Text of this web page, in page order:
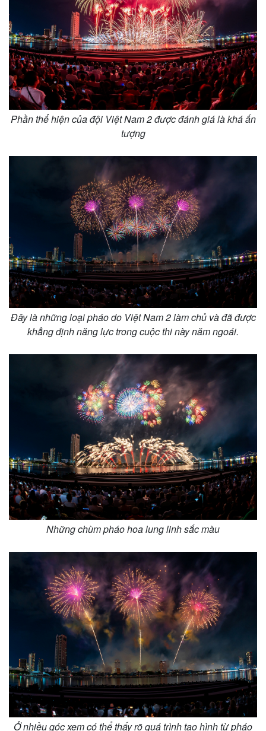
Thị trường
Giá vàng
Tiêu dùng
Tỷ giá
Chứng khoán
Giá cà phê
Phần thể hiện của đội Việt Nam 2 được đánh giá là khá ấn
tượng
Đây là những loại pháo do Việt Nam 2 làm chủ và đã được
khẳng định năng lực trong cuộc thi này năm ngoái.
Những chùm pháo hoa lung linh sắc màu
Ở nhiều góc xem có thể thấy rõ quá trình tạo hình từ pháo